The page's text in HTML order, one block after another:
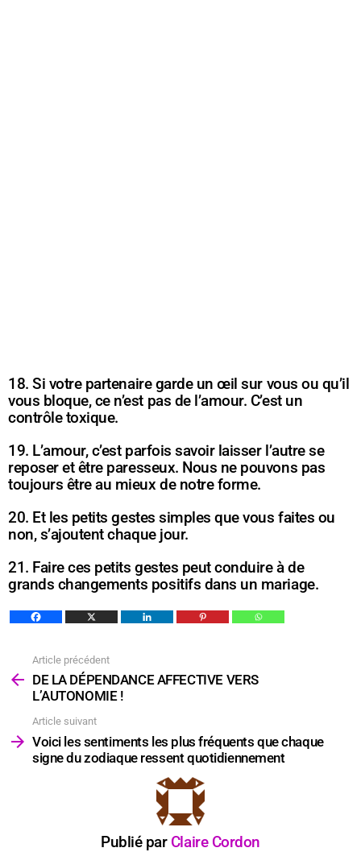
18. Si votre partenaire garde un œil sur vous ou qu’il
vous bloque, ce n’est pas de l’amour. C’est un
contrôle toxique.
19. L’amour, c’est parfois savoir laisser l’autre se
reposer et être paresseux. Nous ne pouvons pas
toujours être au mieux de notre forme.
20. Et les petits gestes simples que vous faites ou
non, s’ajoutent chaque jour.
21. Faire ces petits gestes peut conduire à de
grands changements positifs dans un mariage.
plus
Article précédent
DE LA DÉPENDANCE AFFECTIVE VERS
L’AUTONOMIE !
Article suivant
Voici les sentiments les plus fréquents que chaque
signe du zodiaque ressent quotidiennement
Publié par Claire Cordon